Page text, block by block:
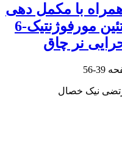
همراه با مکمل دهی
کوآنزیم Q10 بر رشد پروتئین مورفوژنتیک-6
39-56
نیک خصال